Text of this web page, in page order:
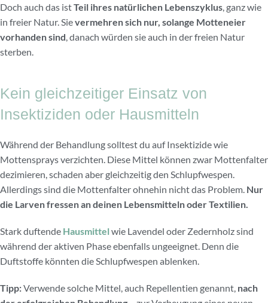
Doch auch das istTeil ihres natürlichen Lebenszyklus, ganz wie
in freier Natur. Sievermehren sich nur, solange Motteneier
vorhanden sind, danach würden sie auch in der freien Natur
sterben.
Kein gleichzeitiger Einsatz von
Insektiziden oder Hausmitteln
Während der Behandlung solltest du auf Insektizide wie
Mottensprays verzichten. Diese Mittel können zwar Mottenfalter
dezimieren, schaden aber gleichzeitig den Schlupfwespen.
Allerdings sind die Mottenfalter ohnehin nicht das Problem. Nur
die Larven fressen an deinen Lebensmitteln oder Textilien.
Stark duftende Hausmittel wie Lavendel oder Zedernholz sind
während der aktiven Phase ebenfalls ungeeignet. Denn die
Duftstoffe könnten die Schlupfwespen ablenken.
Tipp:Verwende solche Mittel, auch Repellentien genannt, nach